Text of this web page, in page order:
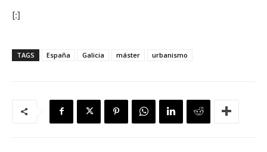
[:]
TAGS España Galicia máster urbanismo